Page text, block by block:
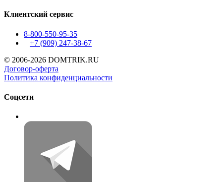
Клиентский сервис
8-800-550-95-35
+7 (909) 247-38-67
© 2006-2026 DOMTRIK.RU
Договор-оферта
Политика конфиденциальности
Соцсети